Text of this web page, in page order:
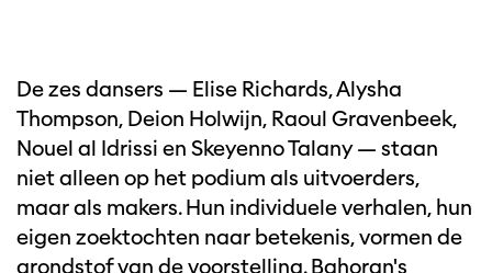
De zes dansers — Elise Richards, Alysha
Thompson, Deion Holwijn, Raoul Gravenbeek,
Nouel al Idrissi en Skeyenno Talany — staan
niet alleen op het podium als uitvoerders,
maar als makers. Hun individuele verhalen, hun
eigen zoektochten naar betekenis, vormen de
grondstof van de voorstelling. Bahoran's